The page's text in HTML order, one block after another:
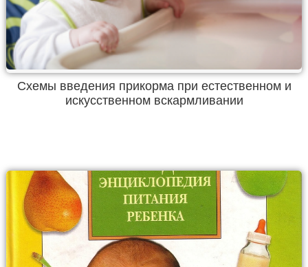
Схемы введения прикорма при естественном и
искусственном вскармливании